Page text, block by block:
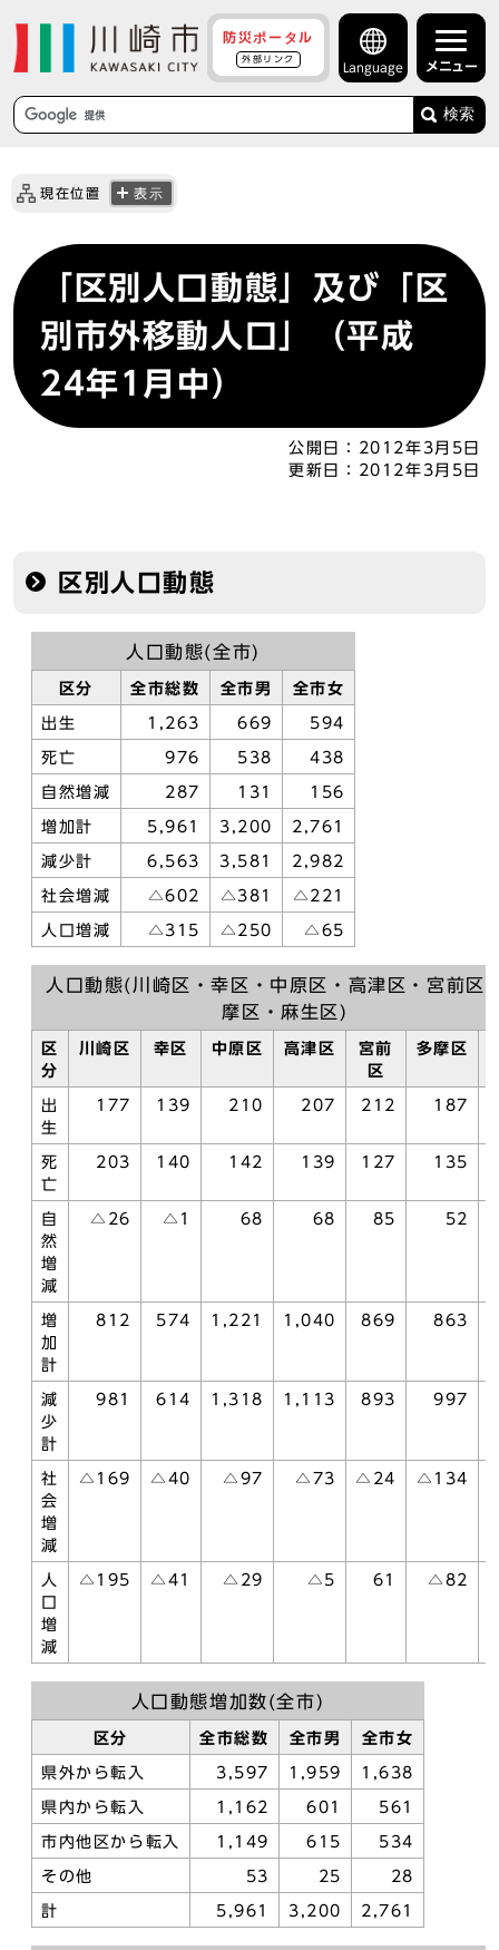
防災ポータル
外部リンク
Language メニュー
検索
現在位置 表示
「区別人口動態」及び「区
別市外移動人口」（平成
24年1月中）
公開日：
2012年3月5日
更新日：
2012年3月5日
区別人口動態
人口動態(全市)
区分 全市総数 全市男 全市女
出生 1,263 669 594
死亡 976 538 438
自然増減 287 131 156
増加計 5,961 3,200 2,761
減少計 6,563 3,581 2,982
社会増減 △602 △381 △221
人口増減 △315 △250 △65
人口動態(川崎区・幸区・中原区・高津区・宮前区
摩区・麻生区)
区
分
川崎区 幸区 中原区 高津区
宮前
区
多摩区
出
生
177 139 210 207 212 187
死
亡
203 140 142 139 127 135
自
然
増
減
△26 △1 68 68 85 52
増
加
計
812 574 1,221 1,040 869 863
減
少
計
981 614 1,318 1,113 893 997
社
会
増
減
△169 △40 △97 △73 △24 △134
人
口
増
減
△195 △41 △29 △5 61 △82
人口動態増加数(全市)
区分 全市総数 全市男 全市女
県外から転入 3,597 1,959 1,638
県内から転入 1,162 601 561
市内他区から転入 1,149 615 534
その他 53 25 28
計 5,961 3,200 2,761